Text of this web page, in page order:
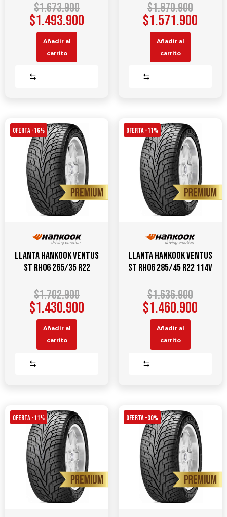
$1.673.900
$1.493.900
Añadir al
carrito
$1.870.900
$1.571.900
Añadir al
carrito
OFERTA -16%
Llanta HANKOOK Ventus
ST RH06 265/35 R22
$1.702.900
$1.430.900
Añadir al
carrito
OFERTA -11%
Llanta HANKOOK Ventus
ST RH06 285/45 R22 114V
$1.636.900
$1.460.900
Añadir al
carrito
OFERTA -11% OFERTA -30%